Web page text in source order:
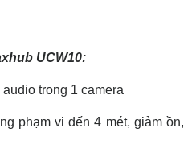
UCW10:
trong 1 camera
phạm vi đến 4 mét, giảm ồn,